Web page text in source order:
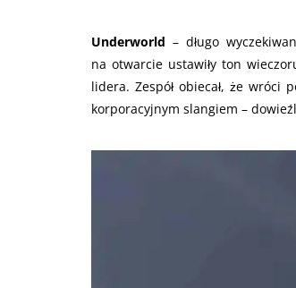
Underworld – długo
na otwarcie ustawiły ton
lidera. Zespół obiecał, że wróci
korporacyjnym slangiem –